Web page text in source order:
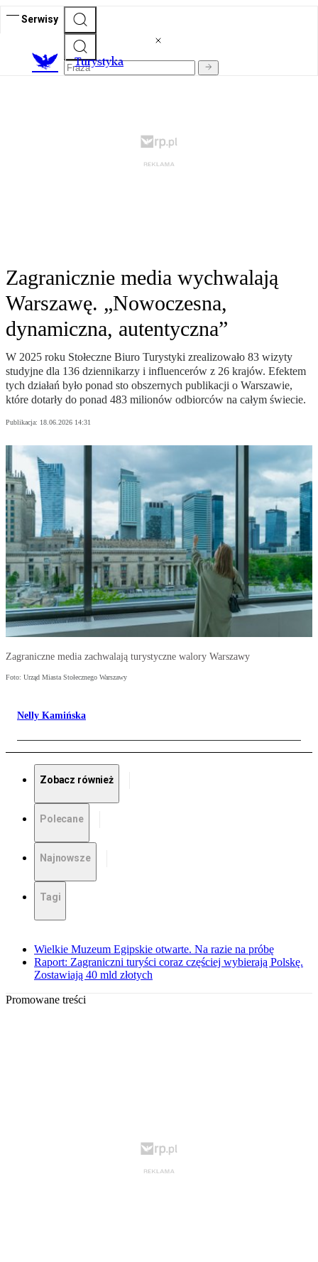
Serwisy
Turystyka
Zagranicznie media wychwalają
Warszawę. „Nowoczesna,
dynamiczna, autentyczna”
W 2025 roku Stołeczne Biuro Turystyki zrealizowało 83 wizyty
studyjne dla 136 dziennikarzy i influencerów z 26 krajów. Efektem
tych działań było ponad sto obszernych publikacji o Warszawie,
które dotarły do ponad 483 milionów odbiorców na całym świecie.
Publikacja: 18.06.2026 14:31
Zagraniczne media zachwalają turystyczne walory Warszawy
Foto: Urząd Miasta Stołecznego Warszawy
Nelly Kamińska
Zobacz również
Polecane
Najnowsze
Tagi
Wielkie Muzeum Egipskie otwarte. Na razie na próbę
Raport: Zagraniczni turyści coraz częściej wybierają Polskę.
Zostawiają 40 mld złotych
Promowane treści